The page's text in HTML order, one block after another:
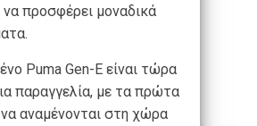
προσφέρει μοναδικά
Puma Gen-E είναι τώρα
παραγγελία, με τα πρώτα
αναμένονται στη χώρα